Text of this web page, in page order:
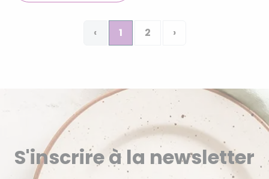
‹ 1 2 ›
S'inscrire à la newsletter